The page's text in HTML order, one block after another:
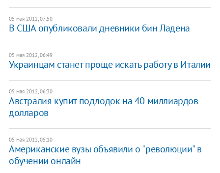
05 мая 2012, 07:50
В США опубликовали дневники бин Ладена
05 мая 2012, 06:49
Украинцам станет проще искать работу в Италии
05 мая 2012, 06:30
Австралия купит подлодок на 40 миллиардов
долларов
05 мая 2012, 05:10
Американские вузы объявили о "революции" в
обучении онлайн